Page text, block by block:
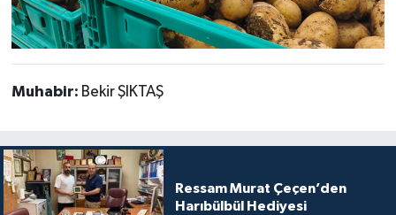
Muhabir: Bekir ŞIKTAŞ
Ressam Murat Çeçen’den
Harıbülbül Hediyesi